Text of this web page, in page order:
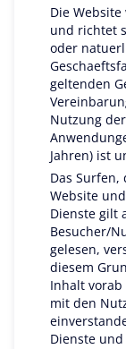
Die
und richtet
oder
geltenden
Nutzung
Jahren) ist
Das
Website
Dienste gilt
Besucher/
gelesen,
diesem
Inhalt
mit den
Dienste